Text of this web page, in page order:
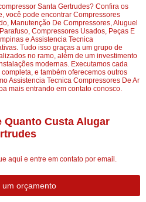
Santa Gertrudes? Confira os
você pode encontrar Compressores
Manutenção De Compressores, Aluguel
Compressores Usados, Peças E
e Assistencia Tecnica
Tudo isso graças a um grupo de
no ramo, além de um investimento
modernas. Executamos cada
e também oferecemos outros
Assistencia Tecnica Compressores De Ar
mais entrando em contato conosco.
Quanto Custa Alugar
aqui e entre em contato por email.
um orçamento